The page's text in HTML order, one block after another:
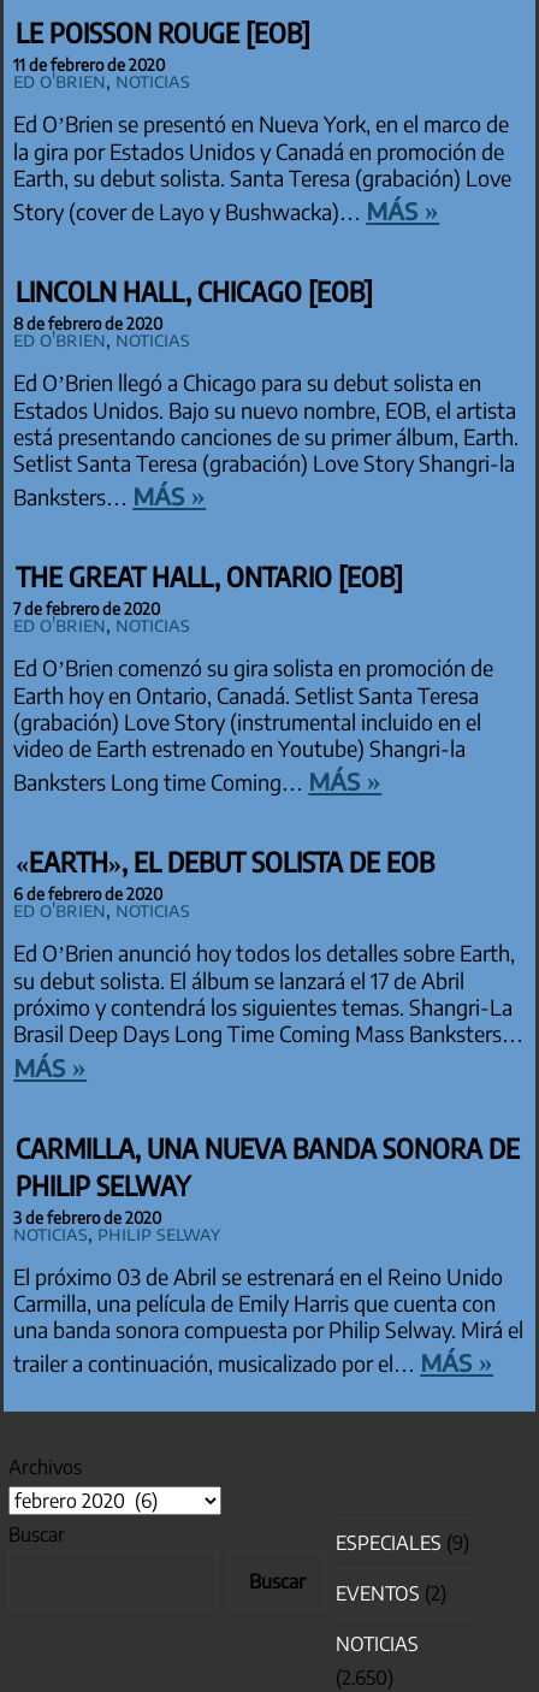
LE POISSON ROUGE [EOB]
11 de febrero de 2020
Ed O'Brien, Noticias
Ed O’Brien se presentó en Nueva York, en el marco de
la gira por Estados Unidos y Canadá en promoción de
Earth, su debut solista. Santa Teresa (grabación) Love
Story (cover de Layo y Bushwacka)… más »
LINCOLN HALL, CHICAGO [EOB]
8 de febrero de 2020
Ed O'Brien, Noticias
Ed O’Brien llegó a Chicago para su debut solista en
Estados Unidos. Bajo su nuevo nombre, EOB, el artista
está presentando canciones de su primer álbum, Earth.
Setlist Santa Teresa (grabación) Love Story Shangri-la
Banksters… más »
THE GREAT HALL, ONTARIO [EOB]
7 de febrero de 2020
Ed O'Brien, Noticias
Ed O’Brien comenzó su gira solista en promoción de
Earth hoy en Ontario, Canadá. Setlist Santa Teresa
(grabación) Love Story (instrumental incluido en el
video de Earth estrenado en Youtube) Shangri-la
Banksters Long time Coming… más »
«EARTH», EL DEBUT SOLISTA DE EOB
6 de febrero de 2020
Ed O'Brien, Noticias
Ed O’Brien anunció hoy todos los detalles sobre Earth,
su debut solista. El álbum se lanzará el 17 de Abril
próximo y contendrá los siguientes temas. Shangri-La
Brasil Deep Days Long Time Coming Mass Banksters…
más »
CARMILLA, UNA NUEVA BANDA SONORA DE
PHILIP SELWAY
3 de febrero de 2020
Noticias, Philip Selway
El próximo 03 de Abril se estrenará en el Reino Unido
Carmilla, una película de Emily Harris que cuenta con
una banda sonora compuesta por Philip Selway. Mirá el
trailer a continuación, musicalizado por el… más »
Archivos
Buscar
Buscar
ESPECIALES (9)
EVENTOS (2)
NOTICIAS
(2.650)